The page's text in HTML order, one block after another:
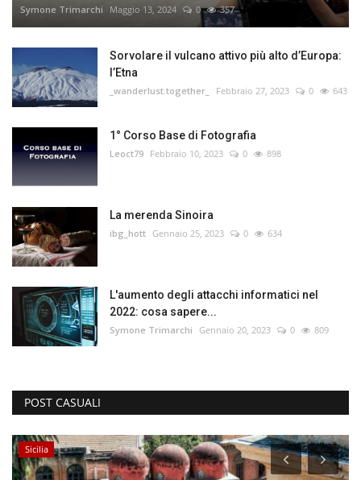
Symone Trimarchi Maggio 13, 2024 0 357
Sorvolare il vulcano attivo più alto d’Europa:
l’Etna
_wanderlust.together_ Febbraio 27, 2023 0 643
1° Corso Base di Fotografia
Leoct79 Febbraio 10, 2023 0 898
La merenda Sinoira
ibg_hott Gennaio 25, 2023 0 634
L'aumento degli attacchi informatici nel
2022: cosa sapere...
Symone Trimarchi Gennaio 20, 2023 0 809
POST CASUALI
Sicilia